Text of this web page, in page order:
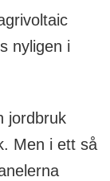
nyligen i
jordbruk
Men i ett så